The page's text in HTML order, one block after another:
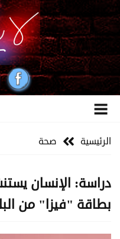
الرئيسية صحة
دراسة: الإنسان
بطاقة "فيزا" من